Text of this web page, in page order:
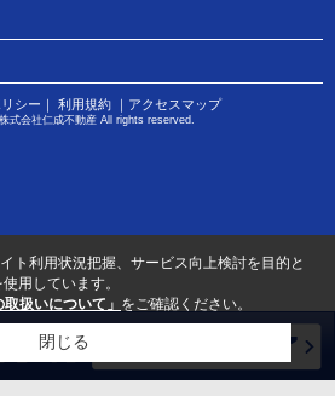
シー ｜ 利用規約｜ アクセスマップ
式会社仁成不動産 All rights reserved.
ト利用状況把握、サービス向上検討を目的と
用しています。
取扱いについて」 をご確認ください。
閉じる